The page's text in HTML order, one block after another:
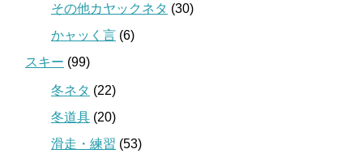
その他カヤックネタ (30)
かャッく言 (6)
スキー (99)
冬ネタ (22)
冬道具 (20)
滑走・練習 (53)